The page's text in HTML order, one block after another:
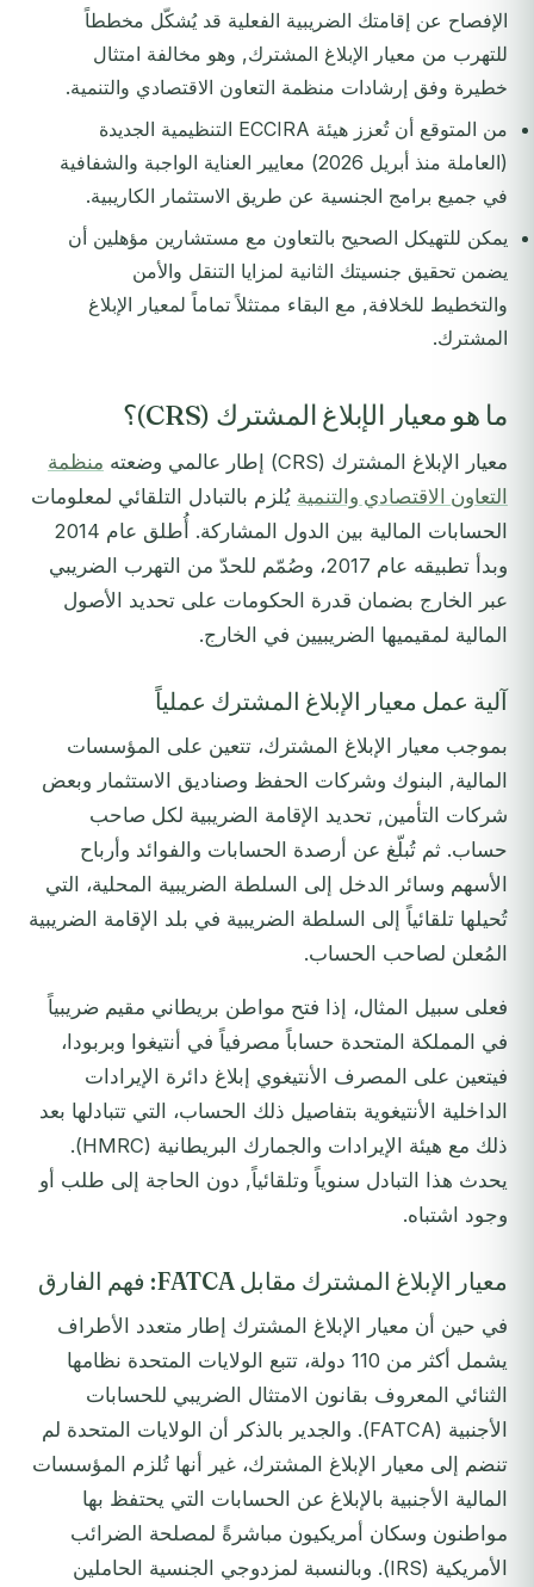
الإفصاح عن إقامتك الضريبية الفعلية قد يُشكّل مخططاً
للتهرب من معيار الإبلاغ المشترك, وهو مخالفة امتثال
خطيرة وفق إرشادات منظمة التعاون الاقتصادي والتنمية.
من المتوقع أن تُعزز هيئة ECCIRA التنظيمية الجديدة
(العاملة منذ أبريل 2026) معايير العناية الواجبة والشفافية
في جميع برامج الجنسية عن طريق الاستثمار الكاريبية.
يمكن للتهيكل الصحيح بالتعاون مع مستشارين مؤهلين أن
يضمن تحقيق جنسيتك الثانية لمزايا التنقل والأمن
والتخطيط للخلافة, مع البقاء ممتثلاً تماماً لمعيار الإبلاغ
المشترك.
ما هو معيار الإبلاغ المشترك (CRS)؟
معيار الإبلاغ المشترك (CRS) إطار عالمي وضعته
منظمة
التعاون الاقتصادي والتنمية يُلزم بالتبادل التلقائي لمعلومات
الحسابات المالية بين الدول المشاركة. أُطلق عام 2014
وبدأ تطبيقه عام 2017، وصُمّم للحدّ من التهرب الضريبي
عبر الخارج بضمان قدرة الحكومات على تحديد الأصول
المالية لمقيميها الضريبيين في الخارج.
آلية عمل معيار الإبلاغ المشترك عملياً
بموجب معيار الإبلاغ المشترك، تتعين على المؤسسات
المالية, البنوك وشركات الحفظ وصناديق الاستثمار وبعض
شركات التأمين, تحديد الإقامة الضريبية لكل صاحب
حساب. ثم تُبلّغ عن أرصدة الحسابات والفوائد وأرباح
الأسهم وسائر الدخل إلى السلطة الضريبية المحلية، التي
تُحيلها تلقائياً إلى السلطة الضريبية في بلد الإقامة الضريبية
المُعلن لصاحب الحساب.
فعلى سبيل المثال، إذا فتح مواطن بريطاني مقيم ضريبياً
في المملكة المتحدة حساباً مصرفياً في أنتيغوا وبربودا،
فيتعين على المصرف الأنتيغوي إبلاغ دائرة الإيرادات
الداخلية الأنتيغوية بتفاصيل ذلك الحساب، التي تتبادلها بعد
ذلك مع هيئة الإيرادات والجمارك البريطانية (HMRC).
يحدث هذا التبادل سنوياً وتلقائياً, دون الحاجة إلى طلب أو
وجود اشتباه.
معيار الإبلاغ المشترك مقابل FATCA: فهم الفارق
في حين أن معيار الإبلاغ المشترك إطار متعدد الأطراف
يشمل أكثر من 110 دولة، تتبع الولايات المتحدة نظامها
الثنائي المعروف بقانون الامتثال الضريبي للحسابات
الأجنبية (FATCA). والجدير بالذكر أن الولايات المتحدة لم
تنضم إلى معيار الإبلاغ المشترك، غير أنها تُلزم المؤسسات
المالية الأجنبية بالإبلاغ عن الحسابات التي يحتفظ بها
مواطنون وسكان أمريكيون مباشرةً لمصلحة الضرائب
الأمريكية (IRS). وبالنسبة لمزدوجي الجنسية الحاملين